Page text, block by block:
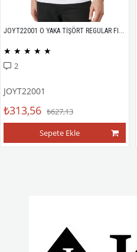
JOYT22001 O YAKA TİŞÖRT REGULAR FIT %100 PAMUK COMPACK PENYE
★ ★ ★ ★ ★
2
JOYT22001
₺313,56 ₺627,13
Sepete Ekle